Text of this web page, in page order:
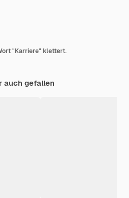
"Karriere" klettert.
auch gefallen